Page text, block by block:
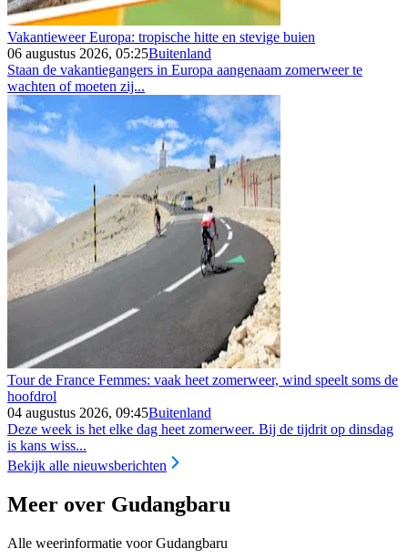
Vakantieweer Europa: tropische hitte en stevige buien
06 augustus 2026, 05:25Buitenland
Staan de vakantiegangers in Europa aangenaam zomerweer te
wachten of moeten zij...
Tour de France Femmes: vaak heet zomerweer, wind speelt soms de
hoofdrol
04 augustus 2026, 09:45Buitenland
Deze week is het elke dag heet zomerweer. Bij de tijdrit op dinsdag
is kans wiss...
Bekijk alle nieuwsberichten
Meer over Gudangbaru
Alle weerinformatie voor Gudangbaru